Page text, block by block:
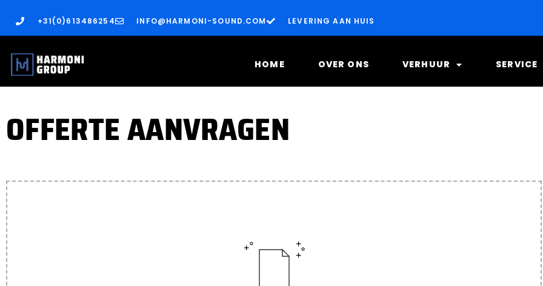
+31(0)613486254 INFO@HARMONI-SOUND.COM LEVERING AAN HUIS
HOME OVER ONS VERHUUR SERVICE
OFFERTE AANVRAGEN